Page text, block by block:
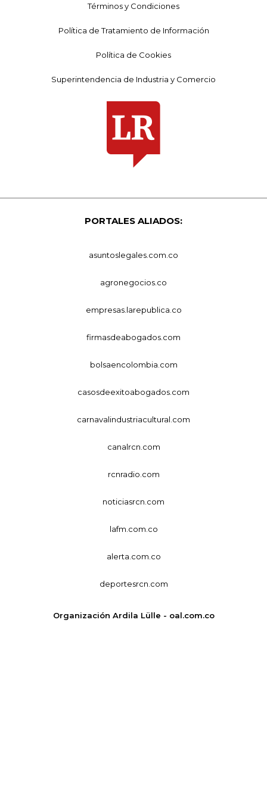
Términos y Condiciones
Política de Tratamiento de Información
Política de Cookies
Superintendencia de Industria y Comercio
PORTALES ALIADOS:
asuntoslegales.com.co
agronegocios.co
empresas.larepublica.co
firmasdeabogados.com
bolsaencolombia.com
casosdeexitoabogados.com
carnavalindustriacultural.com
canalrcn.com
rcnradio.com
noticiasrcn.com
lafm.com.co
alerta.com.co
deportesrcn.com
Organización Ardila Lülle - oal.com.co